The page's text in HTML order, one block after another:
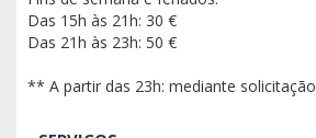
Das 15h às 21h: 30 €
Das 21h às 23h: 50 €
** A partir das 23h: mediante solicitação